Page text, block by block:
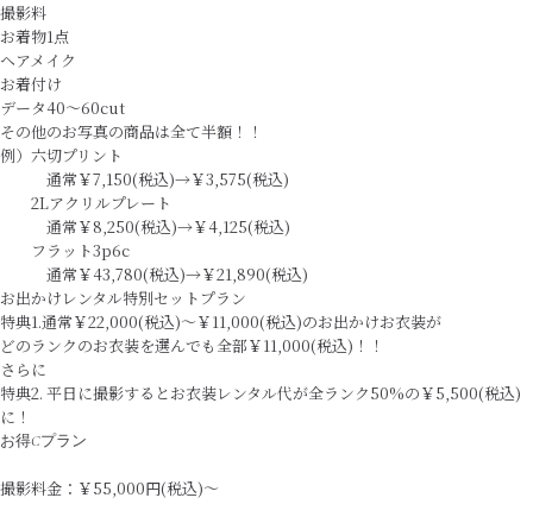
撮影料
お着物1点
ヘアメイク
お着付け
データ40～60cut
その他のお写真の商品は全て半額！！
例）六切プリント
通常￥7,150(税込)→￥3,575(税込)
2Lアクリルプレート
通常￥8,250(税込)→￥4,125(税込)
フラット3p6c
通常￥43,780(税込)→￥21,890(税込)
お出かけレンタル特別セットプラン
特典1.通常￥22,000(税込)～￥11,000(税込)のお出かけお衣装が
どのランクのお衣装を選んでも全部￥11,000(税込)！！
さらに
特典2. 平日に撮影するとお衣装レンタル代が全ランク50%の￥5,500(税込)
に！
お得Cプラン
撮影料金：￥55,000円(税込)〜